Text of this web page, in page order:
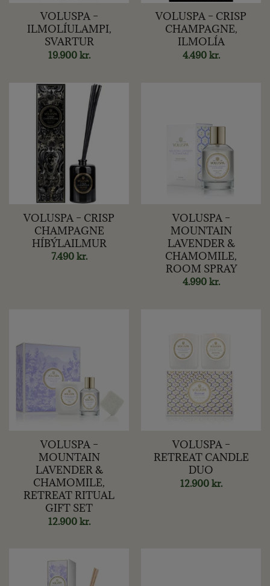
VOLUSPA –
ILMOLÍULAMPI,
SVARTUR
19.900 kr.
VOLUSPA – CRISP
CHAMPAGNE,
ILMOLÍA
4.490 kr.
VOLUSPA – CRISP
CHAMPAGNE
HÍBÝLAILMUR
7.490 kr.
VOLUSPA –
MOUNTAIN
LAVENDER &
CHAMOMILE,
ROOM SPRAY
4.990 kr.
VOLUSPA –
MOUNTAIN
LAVENDER &
CHAMOMILE,
RETREAT RITUAL
GIFT SET
12.900 kr.
VOLUSPA –
RETREAT CANDLE
DUO
12.900 kr.